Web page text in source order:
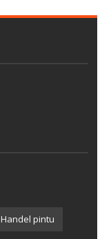
Handel pintu